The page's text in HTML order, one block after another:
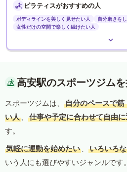
ピラティスがおすすめの人
ボディラインを美しく見せたい人
自分磨きを
女性だけの空間で楽しく続けたい人
高安駅のスポーツジム
スポーツジムは、
自分のペースで
い人 、 仕事や予定に合わせて自由
す。
気軽に運動を始めたい 、 いろいろ
いう人にも選びやすいジャンルです。